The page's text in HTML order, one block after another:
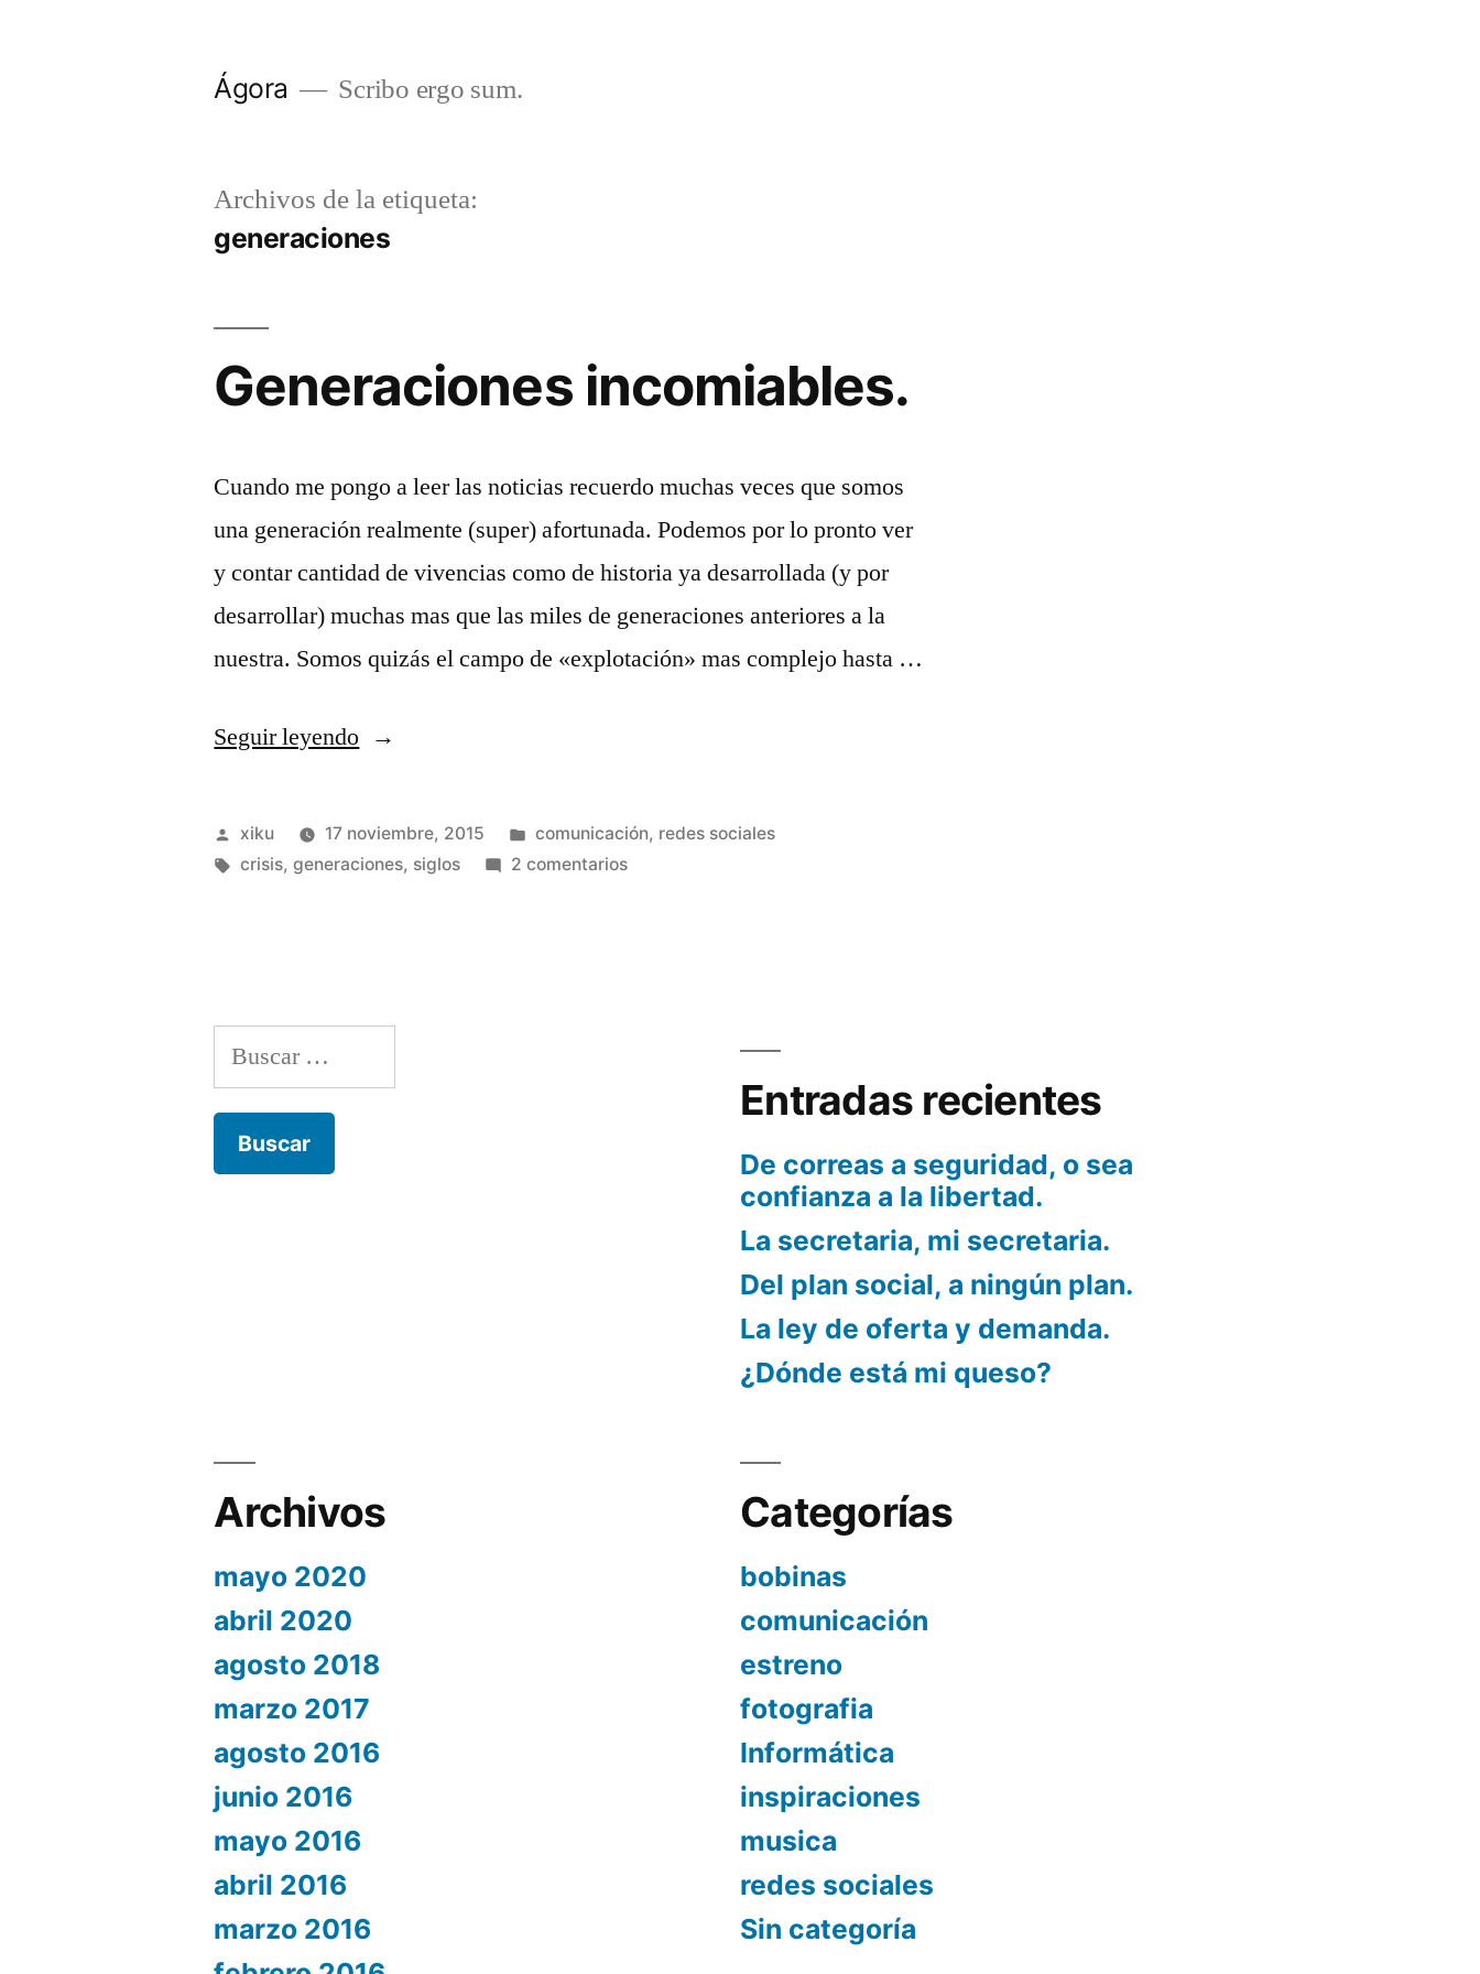
Ágora Scribo ergo sum.
Archivos de la etiqueta:
generaciones
Generaciones incomiables.
Cuando me pongo a leer las noticias recuerdo muchas veces que somos
una generación realmente (super) afortunada. Podemos por lo pronto ver
y contar cantidad de vivencias como de historia ya desarrollada (y por
desarrollar) muchas mas que las miles de generaciones anteriores a la
nuestra. Somos quizás el campo de «explotación» mas complejo hasta …
Seguir leyendo«Generaciones
Publicado
por
xiku 17 noviembre, 2015
Publicado
en
comunicación, redes sociales
Etiquetas:
crisis,generaciones, siglos 2 comentariosen
Buscar:
Entradas recientes
De correas a seguridad, o sea
confianza a la libertad.
La secretaria, mi secretaria.
Del plan social, a ningún plan.
La ley de oferta y demanda.
¿Dónde está mi queso?
Archivos
mayo 2020
abril 2020
agosto 2018
marzo 2017
agosto 2016
junio 2016
mayo 2016
abril 2016
marzo 2016
Categorías
bobinas
comunicación
estreno
fotografia
Informática
inspiraciones
musica
redes sociales
Sin categoría